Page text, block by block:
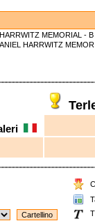
MEMORIAL - B
HARRWITZ